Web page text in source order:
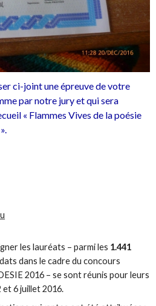
ci-joint une épreuve de votre
par notre jury et qui sera
« Flammes Vives de la poésie
les lauréats – parmi les 1.441
dans le cadre du concours
2016 – se sont réunis pour leurs
6 juillet 2016.